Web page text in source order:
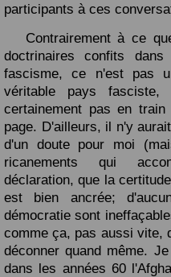
participants à ces
Contrairement à ce
doctrinaires confits
fascisme, ce n'est pas
véritable pays
certainement pas en
page. D'ailleurs, il n'y
d'un doute pour moi
ricanements qui
déclaration, que la
est bien ancrée;
démocratie sont
comme ça, pas aussi vite,
déconner quand même.
dans les années 60